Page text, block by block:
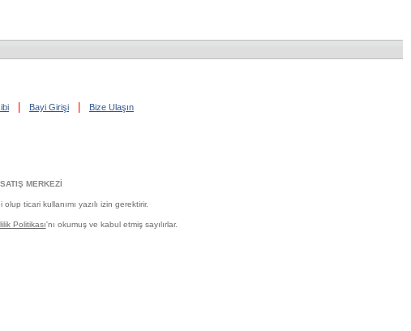
Bayi Girişi Bize Ulaşın
MERKEZİ
ticari kullanımı yazılı izin gerektirir.
Politikası'nı okumuş ve kabul etmiş sayılırlar.